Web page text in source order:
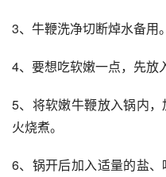
3、牛鞭洗净切断焯水备用。
4、要想吃软嫩一点，先放
5、将软嫩牛鞭放入锅内
火烧煮。
6、锅开后加入适量的盐